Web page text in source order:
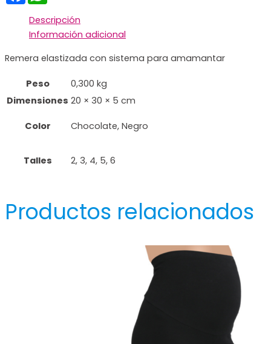
Descripción
Información adicional
Remera elastizada con sistema para amamantar
Peso
0,300 kg
Dimensiones 20 × 30 × 5 cm
Color Chocolate, Negro
Talles 2, 3, 4, 5, 6
Productos relacionados